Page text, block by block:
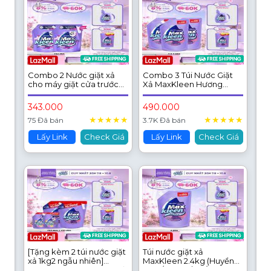
Combo 2 Nước giặt xả
cho máy giặt cửa trước
MaxKleen hương Huyền
Diệu 2.2kg
343.000
75 Đã bán ★★★★★
Lấy Link Check Giá
Combo 3 Túi Nước Giặt
Xả MaxKleen Hương
Nước Hoa Huyền Diệu
(2.4kg/túi)
490.000
3.7K Đã bán ★★★★★
Lấy Link Check Giá
[Tặng kèm 2 túi nước giặt
xả 1kg2 ngẫu nhiên]
Túi nước giặt xả
MaxKleen 2.4kg (Huyền